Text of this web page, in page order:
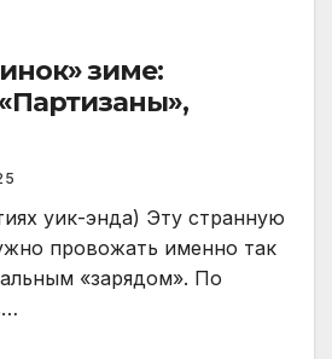
зиме:
уик-энда) Эту странную
провожать именно так
«зарядом». По